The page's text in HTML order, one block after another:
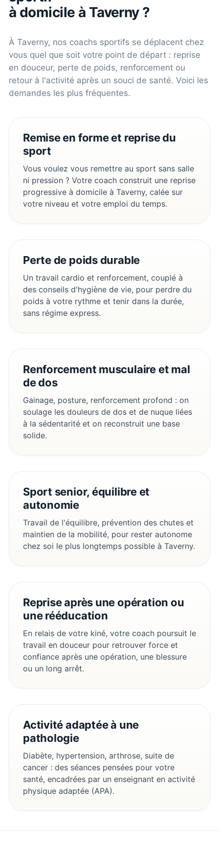
à domicile à Taverny?
À Taverny, nos coachs sportifs se déplacent chez
vous quel que soit votre point de départ : reprise
en douceur, perte de poids, renforcement ou
retour à l'activité après un souci de santé. Voici les
demandes les plus fréquentes.
Remise en forme et reprise du
sport
Vous voulez vous remettre au sport sans salle
ni pression ? Votre coach construit une reprise
progressive à domicile à Taverny, calée sur
votre niveau et votre emploi du temps.
Perte de poids durable
Un travail cardio et renforcement, couplé à
des conseils d'hygiène de vie, pour perdre du
poids à votre rythme et tenir dans la durée,
sans régime express.
Renforcement musculaire et mal
de dos
Gainage, posture, renforcement profond : on
soulage les douleurs de dos et de nuque liées
à la sédentarité et on reconstruit une base
solide.
Sport senior, équilibre et
autonomie
Travail de l'équilibre, prévention des chutes et
maintien de la mobilité, pour rester autonome
chez soi le plus longtemps possible à Taverny.
Reprise après une opération ou
une rééducation
En relais de votre kiné, votre coach poursuit le
travail en douceur pour retrouver force et
confiance après une opération, une blessure
ou un long arrêt.
Activité adaptée à une
pathologie
Diabète, hypertension, arthrose, suite de
cancer : des séances pensées pour votre
santé, encadrées par un enseignant en activité
physique adaptée (APA).